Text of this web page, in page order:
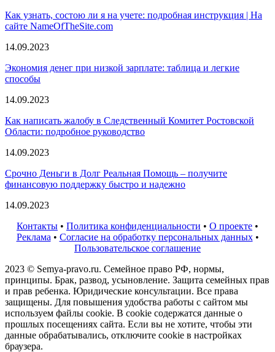
Как узнать, состою ли я на учете: подробная инструкция | На
сайте NameOfTheSite.com
14.09.2023
Экономия денег при низкой зарплате: таблица и легкие
способы
14.09.2023
Как написать жалобу в Следственный Комитет Ростовской
Области: подробное руководство
14.09.2023
Срочно Деньги в Долг Реальная Помощь – получите
финансовую поддержку быстро и надежно
14.09.2023
Контакты • Политика конфиденциальности • О проекте •
Реклама • Согласие на обработку персональных данных•
Пользовательское соглашение
2023 © Semya-pravo.ru. Семейное право РФ, нормы,
принципы. Брак, развод, усыновление. Защита семейных прав
и прав ребенка. Юридические консультации. Все права
защищены. Для повышения удобства работы с сайтом мы
используем файлы cookie. В cookie содержатся данные о
прошлых посещениях сайта. Если вы не хотите, чтобы эти
данные обрабатывались, отключите cookie в настройках
браузера.